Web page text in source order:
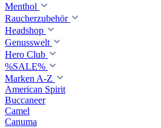
Menthol
Raucherzubehör
Headshop
Genusswelt
Hero Club
%SALE%
Marken A-Z
American Spirit
Buccaneer
Camel
Canuma